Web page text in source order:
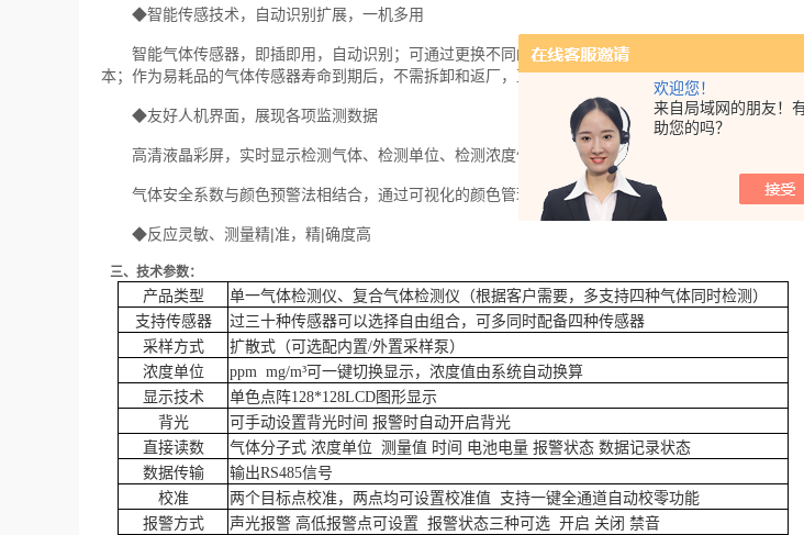
欢迎您！
来自局域网的朋友！
助您的吗？
◆智能传感技术，自动识别扩展，一机多用
智能气体传感器，即插即用，自动识别；可通过更换不同的智能气体传感器，实现对现有4种气体
本；作为易耗品的气体传感器寿命到期后，不需拆卸和返厂，直接更换智能气体传感器即可，维护方便
◆友好人机界面，展现各项监测数据
高清液晶彩屏，实时显示检测气体、检测单位、检测浓度值、温度、湿度、报警记录等信息
气体安全系数与颜色预警法相结合，通过可视化的颜色管理来提醒相应的安全系数
◆反应灵敏、测量精|准，精|确度高
三、技术参数：
产品类型
单一气体检测仪、复合气体检测仪（根据客户需要，多支持四种气体同时检测）
支持传感器
过三十种传感器可以选择自由组合，可多同时配备四种传感器
采样方式
扩散式（可选配内置/外置采样泵）
浓度单位
ppm mg/m³可一键切换显示，浓度值由系统自动换算
显示技术
单色点阵128*128LCD图形显示
背光
可手动设置背光时间 报警时自动开启背光
直接读数
气体分子式 浓度单位 测量值 时间 电池电量 报警状态 数据记录状态
数据传输
输出RS485信号
校准
两个目标点校准，两点均可设置校准值 支持一键全通道自动校零功能
报警方式
声光报警 高低报警点可设置 报警状态三种可选 开启 关闭 禁音